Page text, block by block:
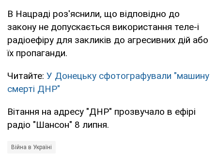
В Нацраді роз'яснили, що відповідно до
закону не допускається використання теле-і
радіоефіру для закликів до агресивних дій або
їх пропаганди.
Читайте: У Донецьку сфотографували "машину
смерті ДНР"
Вітання на адресу "ДНР" прозвучало в ефірі
радіо "Шансон" 8 липня.
Війна в Україні